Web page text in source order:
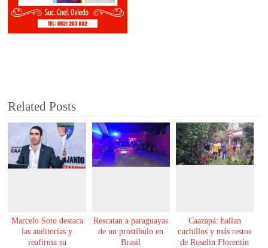
Related Posts
Marcelo Soto destaca
las auditorías y
reafirma su
Rescatan a paraguayas
de un prostíbulo en
Brasil
Caazapá: hallan
cuchillos y más restos
de Roselin Florentín